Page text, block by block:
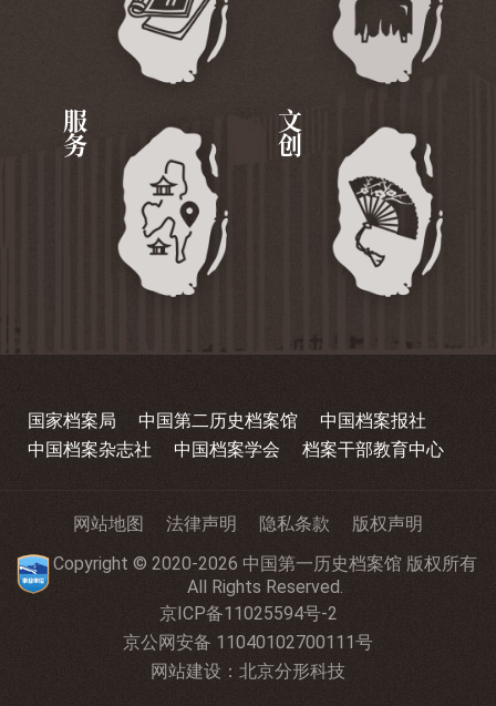
服务 文创
国家档案局 中国第二历史档案馆
中国档案报社
中国档案杂志社
中国档案学会 档案干部教育中心
网站地图 法律声明 隐私条款
版权声明
Copyright © 2020-2026 中国第一历史档案馆 版权所有
All Rights Reserved.
京ICP备11025594号-2
京公网安备 11040102700111号
网站建设 ： 北京分形科技